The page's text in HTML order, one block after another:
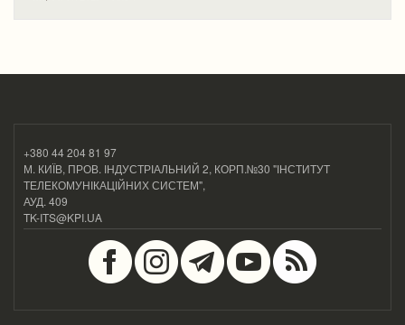
+380 44 204 81 97
М. КИЇВ, ПРОВ. ІНДУСТРІАЛЬНИЙ 2, КОРП.№30 "ІНСТИТУТ
ТЕЛЕКОМУНІКАЦІЙНИХ СИСТЕМ",
АУД. 409
TK-ITS@KPI.UA